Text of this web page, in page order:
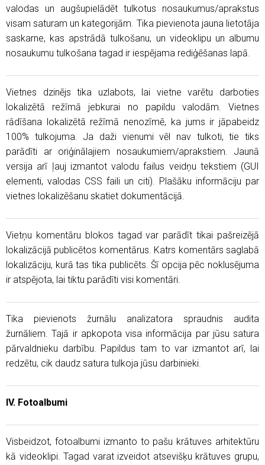
valodas un augšupielādēt tulkotus nosaukumus/aprakstus
visam saturam un kategorijām. Tika pievienota jauna lietotāja
saskarne, kas apstrādā tulkošanu, un videoklipu un albumu
nosaukumu tulkošana tagad ir iespējama rediģēšanas lapā.
Vietnes dzinējs tika uzlabots, lai vietne varētu darboties
lokalizētā režīmā jebkurai no papildu valodām. Vietnes
rādīšana lokalizētā režīmā nenozīmē, ka jums ir jāpabeidz
100% tulkojuma. Ja daži vienumi vēl nav tulkoti, tie tiks
parādīti ar oriģinālajiem nosaukumiem/aprakstiem. Jaunā
versija arī ļauj izmantot valodu failus veidņu tekstiem (GUI
elementi, valodas CSS faili un citi). Plašāku informāciju par
vietnes lokalizēšanu skatiet dokumentācijā.
Vietņu komentāru blokos tagad var parādīt tikai pašreizējā
lokalizācijā publicētos komentārus. Katrs komentārs saglabā
lokalizāciju, kurā tas tika publicēts. Šī opcija pēc noklusējuma
ir atspējota, lai tiktu parādīti visi komentāri.
Tika pievienots žurnālu analizatora spraudnis audita
žurnāliem. Tajā ir apkopota visa informācija par jūsu satura
pārvaldnieku darbību. Papildus tam to var izmantot arī, lai
redzētu, cik daudz satura tulkoja jūsu darbinieki.
IV. Fotoalbumi
Visbeidzot, fotoalbumi izmanto to pašu krātuves arhitektūru
kā videoklipi. Tagad varat izveidot atsevišķu krātuves grupu,